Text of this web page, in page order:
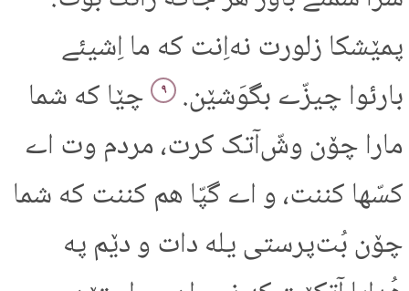
پمێشکا زلورت نه‌اِنت که ما اِشیئے
بارئوا چیزّے بگوَشێن.
۹ چێا که شما
مارا چۆن وشّ‌آتک کرت، مردم وت اے
کسّها کننت، و اے گپّا هم کننت که شما
چۆن بُت‌پرستی یله دات و دێم په